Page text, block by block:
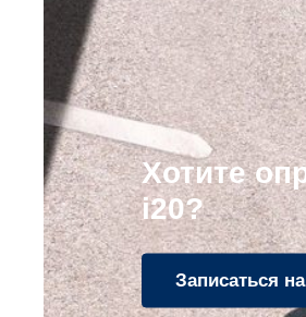
Хотите
i20?
Записаться